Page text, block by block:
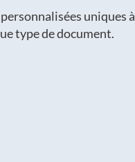
uniques à
type de document.